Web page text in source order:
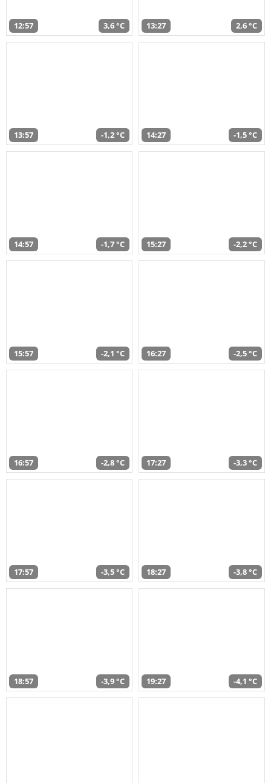
12:57 3,6 °C 13:27 2,6 °C
13:57 -1,2 °C 14:27 -1,5 °C
14:57 -1,7 °C 15:27 -2,2 °C
15:57 -2,1 °C 16:27 -2,5 °C
16:57 -2,8 °C 17:27 -3,3 °C
17:57 -3,5 °C 18:27 -3,8 °C
18:57 -3,9 °C 19:27 -4,1 °C